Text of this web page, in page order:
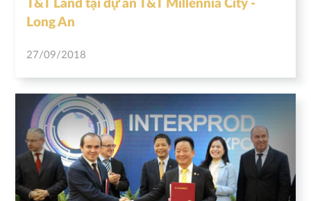
T&T Land tại dự án T&T Millennia City -
Long An
27/09/2018